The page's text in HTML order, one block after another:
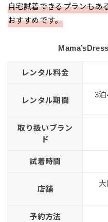
自宅試着できるプランもあ
おすすめです。
レンタル料金
レンタル期間
3
取り扱いブラン
ド
試着時間
店舗
予約方法